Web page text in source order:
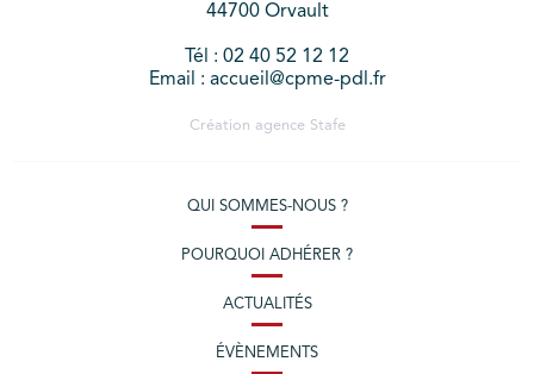
44700 Orvault
Tél : 02 40 52 12 12
Email : accueil@cpme-pdl.fr
Création agence Stafe
QUI SOMMES-NOUS ?
POURQUOI ADHÉRER ?
ACTUALITÉS
ÉVÈNEMENTS